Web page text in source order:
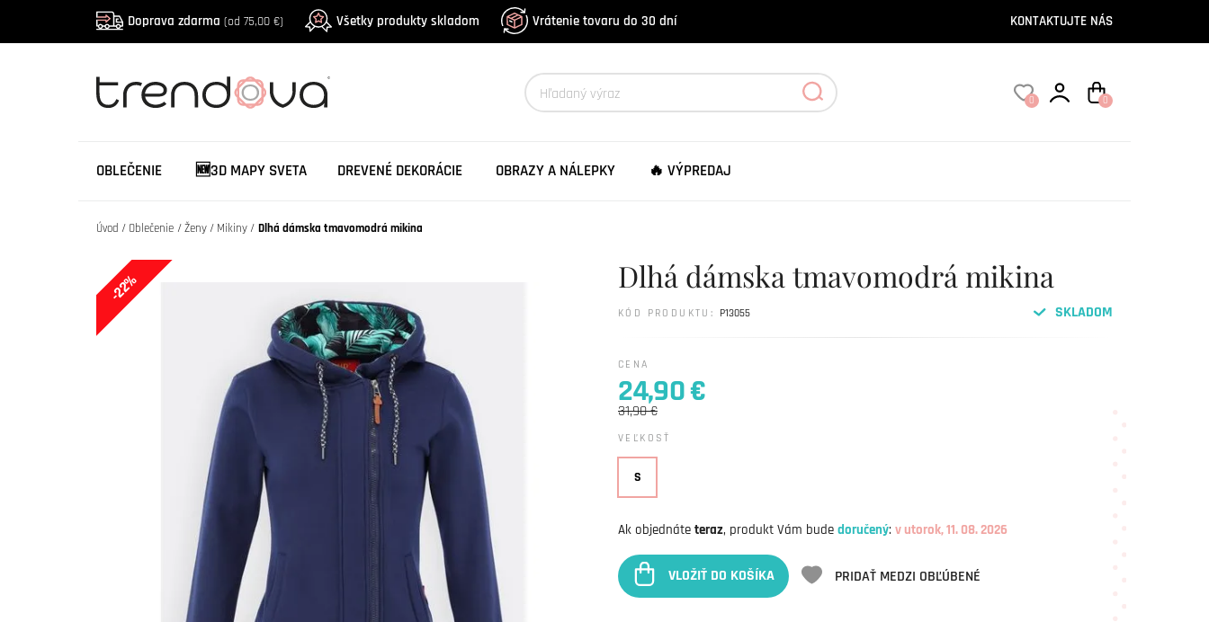
Doprava zdarma (od 75,00 €) Všetky produkty skladom Vrátenie tovaru do 30 dní KONTAKTUJTE NÁS
0 0
OBLEČENIE 🆕3D MAPY SVETA DREVENÉ DEKORÁCIE OBRAZY A NÁLEPKY 🔥 VÝPREDAJ
Úvod Oblečenie Ženy Mikiny Dlhá dámska tmavomodrá mikina
-22% Dlhá dámska tmavomodrá mikina
SKLADOM
KÓD PRODUKTU: P13055
CENA
24,90 €
31,90 €
VEĽKOSŤ
S
Ak objednáte teraz, produkt Vám bude doručený: v utorok, 11. 08. 2026
VLOŽIŤ DO KOŠÍKA PRIDAŤ MEDZI OBĽÚBENÉ